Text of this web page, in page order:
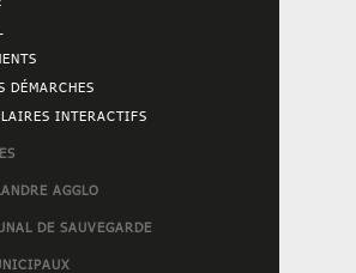
DÉMARCHES
INTERACTIFS
AGGLO
DE SAUVEGARDE